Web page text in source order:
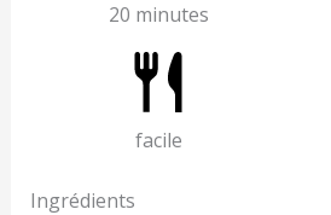
20 minutes
facile
Ingrédients